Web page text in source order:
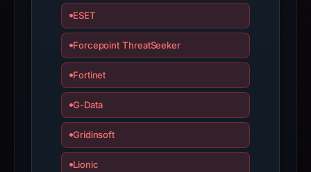
changed
since
collection.
This
summarizes
time-
ESET
Forcepoint ThreatSeeker
Fortinet
G-Data
Gridinsoft
Lionic